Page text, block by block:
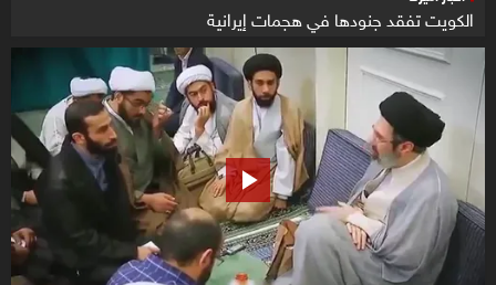
الكويت تفقد جنودها في هجمات إيرانية